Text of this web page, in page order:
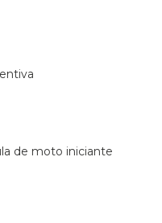
de moto iniciante